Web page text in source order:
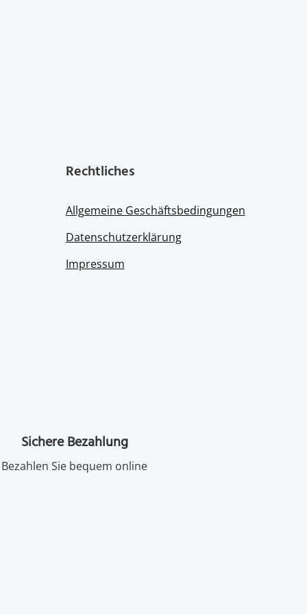
Rechtliches
Allgemeine Geschäftsbedingungen
Datenschutzerklärung
Impressum
Sichere Bezahlung
Bezahlen Sie bequem online